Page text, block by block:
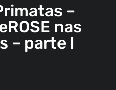
–
nas
– parte I